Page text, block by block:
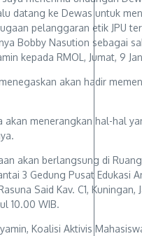
datang ke Dewas untuk
pelanggaran etik JPU
Bobby Nasution sebagai
kepada RMOL, Jumat, 9
akan hadir
akan menerangkan hal-hal
akan berlangsung di
3 Gedung Pusat Edukasi
Said Kav. C1, Kuningan,
10.00 WIB.
Koalisi Aktivis